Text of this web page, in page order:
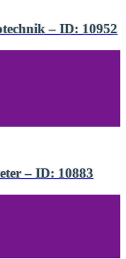
– ID: 10952
– ID: 10883